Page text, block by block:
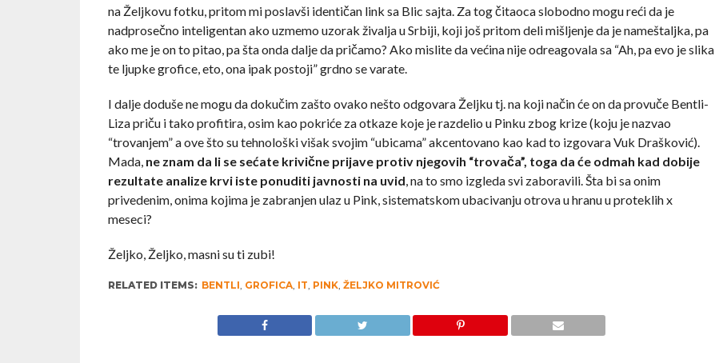
na Željkovu fotku, pritom mi poslavši identičan link sa Blic sajta. Za tog čitaoca slobodno mogu reći da je
nadprosečno inteligentan ako uzmemo uzorak živalja u Srbiji, koji još pritom deli mišljenje da je nameštaljka, pa
ako me je on to pitao, pa šta onda dalje da pričamo? Ako mislite da većina nije odreagovala sa “Ah, pa evo je slika
te ljupke grofice, eto, ona ipak postoji” grdno se varate.
I dalje doduše ne mogu da dokučim zašto ovako nešto odgovara Željku tj. na koji način će on da provuče Bentli-
Liza priču i tako profitira, osim kao pokriće za otkaze koje je razdelio u Pinku zbog krize (koju je nazvao
“trovanjem” a ove što su tehnološki višak svojim “ubicama” akcentovano kao kad to izgovara Vuk Drašković).
Mada, ne znam da li se sećate krivične prijave protiv njegovih “trovača”, toga da će odmah kad dobije
rezultate analize krvi iste ponuditi javnosti na uvid, na to smo izgleda svi zaboravili. Šta bi sa onim
privedenim, onima kojima je zabranjen ulaz u Pink, sistematskom ubacivanju otrova u hranu u proteklih x
meseci?
Željko, Željko, masni su ti zubi!
RELATED ITEMS: BENTLI, GROFICA, IT, PINK, ŽELJKO MITROVIĆ